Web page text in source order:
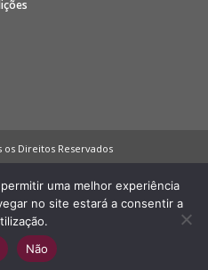
Direitos Reservados
uma melhor experiência
no site estará a consentir a
Não